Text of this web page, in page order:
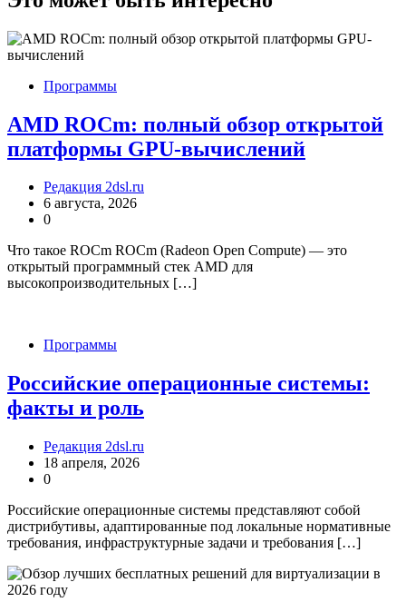
Программы
AMD ROCm: полный обзор открытой
платформы GPU-вычислений
Редакция 2dsl.ru
6 августа, 2026
0
Что такое ROCm ROCm (Radeon Open Compute) — это
открытый программный стек AMD для
высокопроизводительных […]
Программы
Российские операционные системы:
факты и роль
Редакция 2dsl.ru
18 апреля, 2026
0
Российские операционные системы представляют собой
дистрибутивы, адаптированные под локальные нормативные
требования, инфраструктурные задачи и требования […]